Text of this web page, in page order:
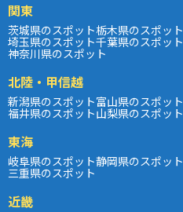
関東
茨城県のスポット栃木県のスポット
埼玉県のスポット千葉県のスポット
神奈川県のスポット
北陸・甲信越
新潟県のスポット富山県のスポット
福井県のスポット山梨県のスポット
東海
岐阜県のスポット静岡県のスポット
三重県のスポット
近畿